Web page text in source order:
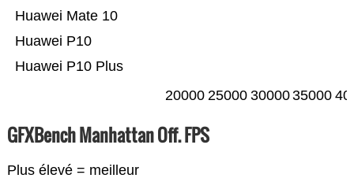
Huawei P10 Plus
Huawei P10
Huawei Mate 10
20000 25000 3000035000
GFXBench Manhattan Off. FPS
Plus élevé = meilleur